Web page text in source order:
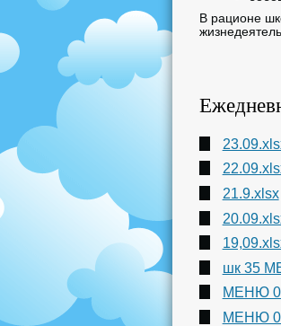
В рационе
21.9.xlsx
шк 35
МЕНЮ
МЕНЮ